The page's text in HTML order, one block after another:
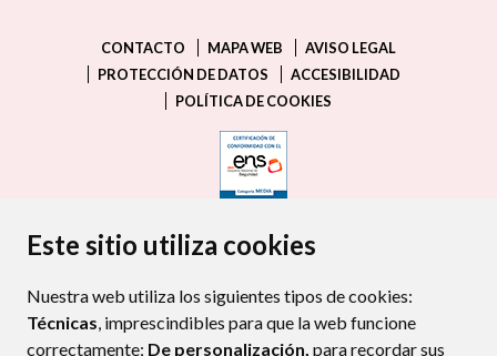
Este sitio utiliza cookies
Nuestra web utiliza los siguientes tipos de cookies:
Técnicas, imprescindibles para que la web funcione
correctamente; De personalización, para recordar sus
CONTACTO MAPA WEB
AVISO LEGAL
PROTECCIÓN DE DATOS
ACCESIBILIDAD
POLÍTICA DE COOKIES